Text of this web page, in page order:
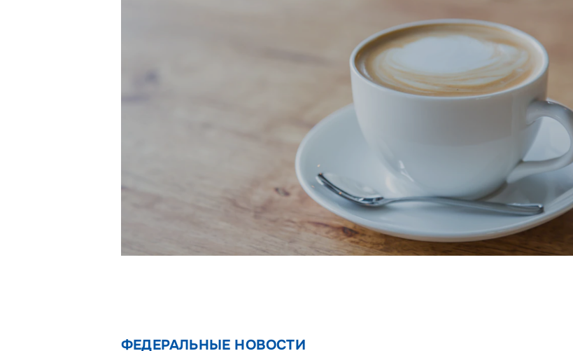
Лизинг для бизнеса
Поддержка предпринимателей в сфере
туризма
Факторинг для бизнеса
предпринимателей
ФЕДЕРАЛЬНЫЕ НОВОСТИ